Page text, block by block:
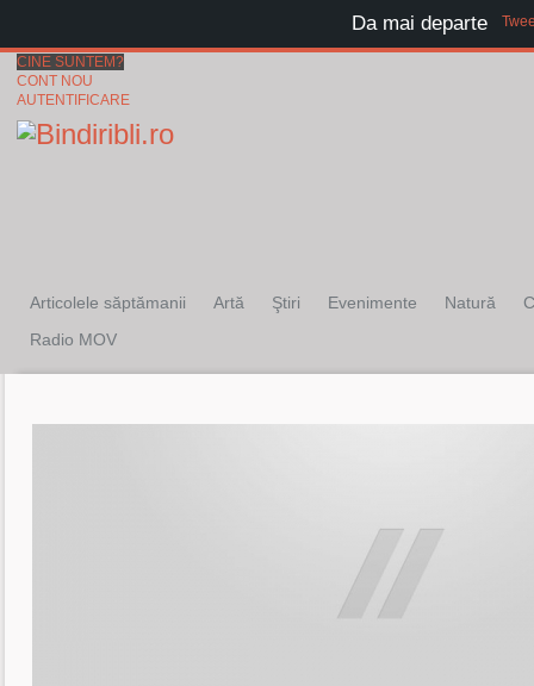
CINE SUNTEM?
CONT NOU
AUTENTIFICARE
Articolele săptămanii Artă Ştiri Evenimente Natură
Radio MOV
Da mai departe